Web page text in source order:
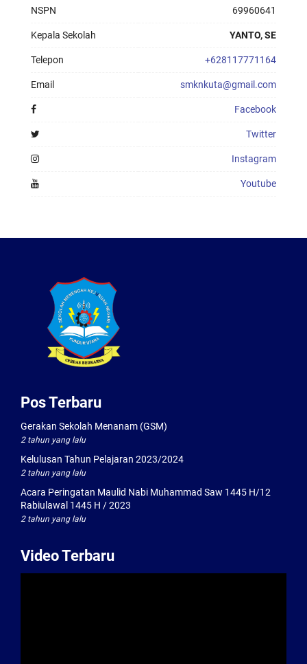
NSPN 69960641
Kepala Sekolah YANTO, SE
Telepon +628117771164
Email smknkuta@gmail.com
Facebook
Twitter
Instagram
Youtube
Pos Terbaru
Gerakan Sekolah Menanam (GSM)
2 tahun yang lalu
Kelulusan Tahun Pelajaran 2023/2024
2 tahun yang lalu
Acara Peringatan Maulid Nabi Muhammad Saw 1445 H/12
Rabiulawal 1445 H / 2023
2 tahun yang lalu
Video Terbaru